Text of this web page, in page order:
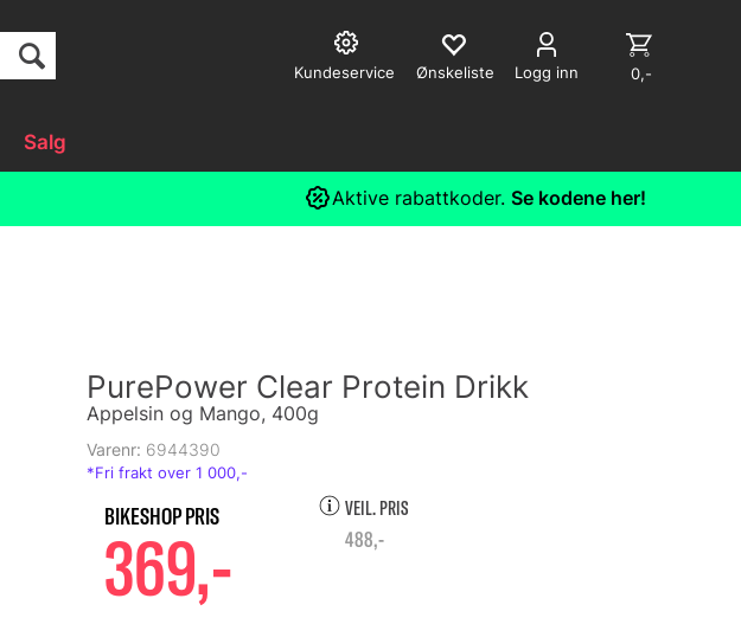
Logg inn
Kundeservice 0,-
Salg
Aktive rabattkoder. Se kodene her!
PurePower Clear Protein Drikk
Appelsin og Mango, 400g
Varenr: 6944390
369,-
VEIL. PRIS
488,-